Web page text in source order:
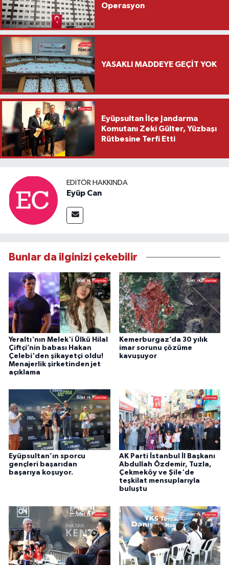
Operasyon
YASAKLI MADDEYE GEÇİT YOK
Eyüpsultan İlçe Jandarma
Komutanı Zeki Gülter, Yüzbaşı
Rütbesine Terfi Etti
EDITÖR HAKKINDA
Eyüp Can
Bunlar da ilginizi çekebilir
Yeraltı'nın Melek'i Ülkü Hilal
Çiftçi’nin babası Hakan
Çelebi'den şikayetçi oldu!
Menajerlik şirketinden jet
açıklama
Kemerburgaz’da 30 yılık
imar sorunu çözüme
kavuşuyor
Eyüpsultan’ın sporcu
gençleri başarıdan
başarıya koşuyor.
AK Parti İstanbul İl Başkanı
Abdullah Özdemir, Tuzla,
Çekmeköy ve Şile'de
teşkilat mensuplarıyla
buluştu